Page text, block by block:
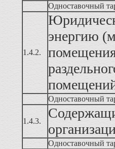
Одноставочный
1.4.2.
энергию
Одноставочный
1.4.3.
Одноставочный